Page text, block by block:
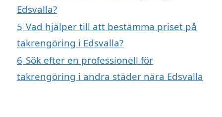
Edsvalla?
5 Vad hjälper till att bestämma priset på
takrengöring i Edsvalla?
6 Sök efter en professionell för
takrengöring i andra städer nära Edsvalla